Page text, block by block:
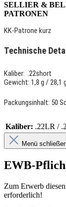
SELLIER &
PATRONEN
KK-Patrone kurz
Technische
Kaliber: .22short
Gewicht: 1,8 g / 28,1
Packungsinhalt: 50
Kaliber: .22LR /
Menü
EWB-
Zum Erwerb
erforderlich!